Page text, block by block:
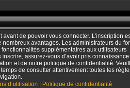
avant de pouvoir vous connecter. L’inscription
nombreux avantages. Les administrateurs du
supplémentaires aux utilisateurs
inscrire, assurez-vous d’avoir pris
et de notre politique de confidentialité.
de consulter attentivement toutes les
d’utilisation
Politique de confidentialité